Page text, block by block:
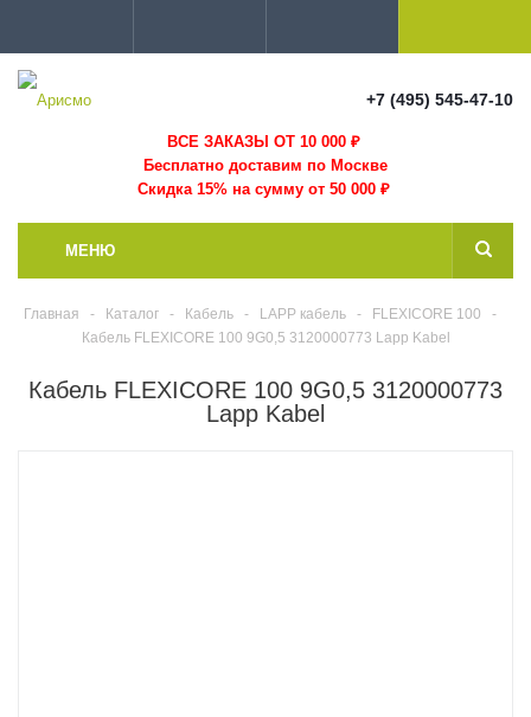
+7 (495) 545-47-10
ВСЕ ЗАКАЗЫ ОТ 10 000₽
Бесплатно доставим по Москве
Скидка 15% на сумму от 50 000 ₽
МЕНЮ
Главная - Каталог - Кабель - LAPP кабель - FLEXICORE 100
-
Кабель FLEXICORE 100 9G0,5 3120000773 Lapp Kabel
Кабель FLEXICORE 100 9G0,5 3120000773
Lapp Kabel